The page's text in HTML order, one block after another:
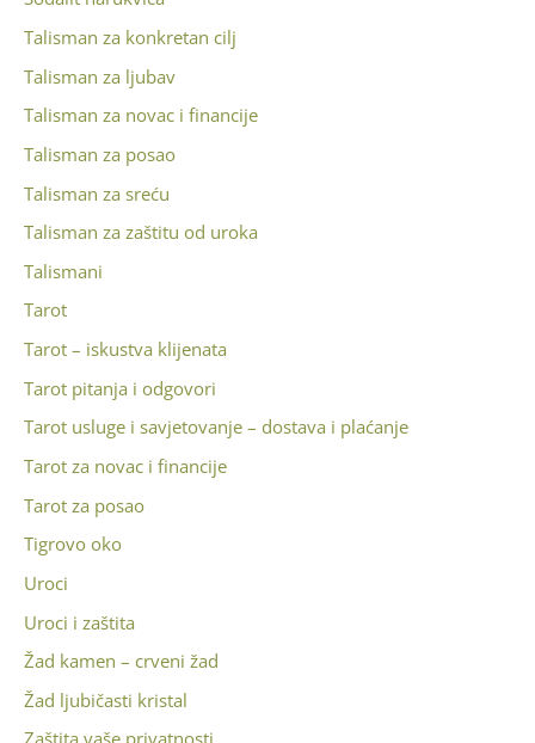
Talisman za konkretan cilj
Talisman za ljubav
Talisman za novac i financije
Talisman za posao
Talisman za sreću
Talisman za zaštitu od uroka
Talismani
Tarot
Tarot – iskustva klijenata
Tarot pitanja i odgovori
Tarot usluge i savjetovanje – dostava i plaćanje
Tarot za novac i financije
Tarot za posao
Tigrovo oko
Uroci
Uroci i zaštita
Žad kamen – crveni žad
Žad ljubičasti kristal